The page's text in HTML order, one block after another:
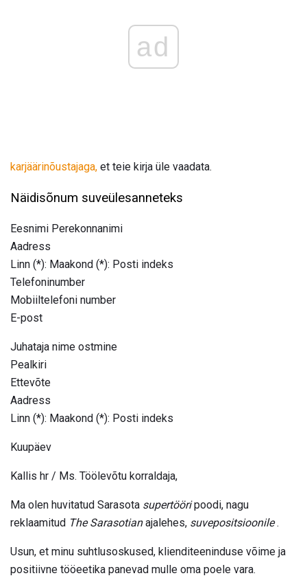
ad
karjäärinõustajaga, et teie kirja üle vaadata.
Näidisõnum suveülesanneteks
Eesnimi Perekonnanimi
Aadress
Linn (*): Maakond (*): Posti indeks
Telefoninumber
Mobiiltelefoni number
E-post
Juhataja nime ostmine
Pealkiri
Ettevõte
Aadress
Linn (*): Maakond (*): Posti indeks
Kuupäev
Kallis hr / Ms. Töölevõtu korraldaja,
Ma olen huvitatud Sarasota supertööripoodi, nagu
reklaamitud The Sarasotianajalehes, suvepositsioonile.
Usun, et minu suhtlusoskused, klienditeeninduse võime ja
positiivne tööeetika panevad mulle oma poele vara.